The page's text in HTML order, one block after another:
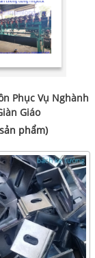
Phục Vụ Nghành
Giáo
phẩm)